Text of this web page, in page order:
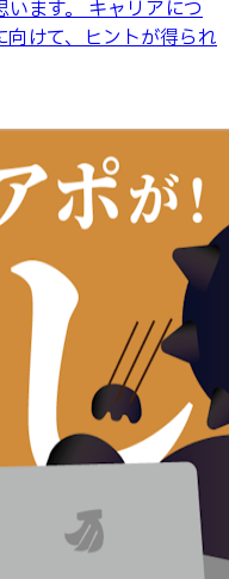
ます。 キャリアにつ
けて、ヒントが得られ